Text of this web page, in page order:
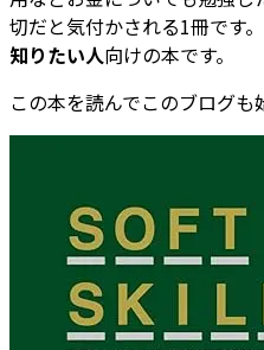
切だと気付かされる1冊です。
知りたい人向けの本です。
この本を読んでこのブログも